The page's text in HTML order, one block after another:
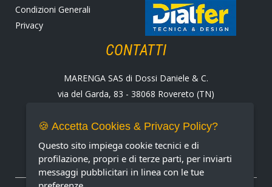
Condizioni Generali
Privacy
CONTATTI
MARENGA SAS di Dossi Daniele & C.
via del Garda, 83 - 38068 Rovereto (TN)
Fax +39 0464 430938
E-mail: marenga@marenga.it
Partita IVA IT02232370227
🍪 Accetta Cookies & Privacy Policy?
Questo sito impiega cookie tecnici e di
profilazione, propri e di terze parti, per inviarti
messaggi pubblicitari in linea con le tue